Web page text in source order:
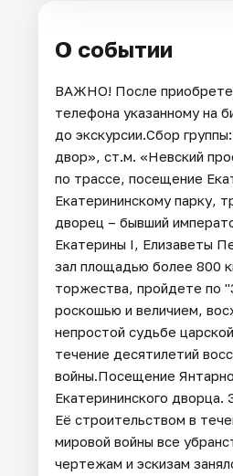
О событии
ВАЖНО! После
телефона указанному на
до экскурсии.Сбор
двор», ст.м. «Невский
по трассе, посещение
Екатерининскому парку,
дворец – бывший
Екатерины I, Елизаветы
зал площадью более 800
торжества, пройдете по
роскошью и величием,
непростой судьбе
течение десятилетий
войны.Посещение
Екатерининского дворца.
Её строительством в
мировой войны все
чертежам и эскизам